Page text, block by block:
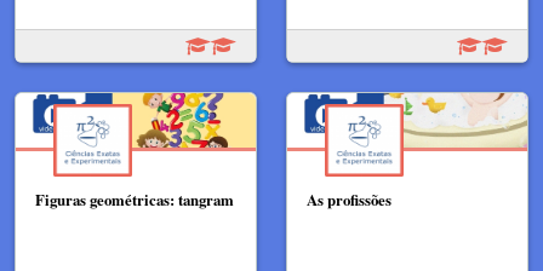
Figuras geométricas: tangram As profissões